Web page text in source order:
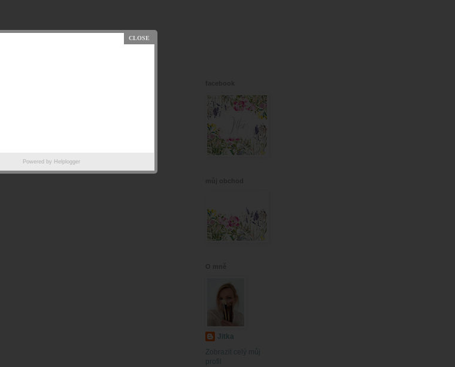
Powered by Helplogger
Jitka
Zobrazit celý můj
profil